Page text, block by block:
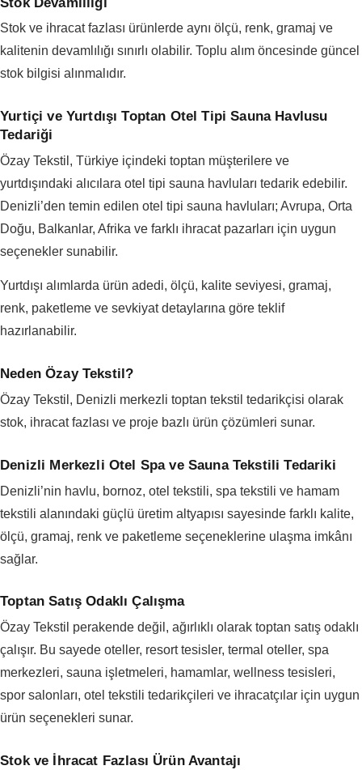
Stok ve ihracat fazlası ürünlerde aynı ölçü, renk, gramaj ve
kalitenin devamlılığı sınırlı olabilir. Toplu alım öncesinde güncel
stok bilgisi alınmalıdır.
Yurtiçi ve Yurtdışı Toptan Otel Tipi Sauna Havlusu
Tedariği
Özay Tekstil, Türkiye içindeki toptan müşterilere ve
yurtdışındaki alıcılara otel tipi sauna havluları tedarik edebilir.
Denizli’den temin edilen otel tipi sauna havluları; Avrupa, Orta
Doğu, Balkanlar, Afrika ve farklı ihracat pazarları için uygun
seçenekler sunabilir.
Yurtdışı alımlarda ürün adedi, ölçü, kalite seviyesi, gramaj,
renk, paketleme ve sevkiyat detaylarına göre teklif
hazırlanabilir.
Neden Özay Tekstil?
Özay Tekstil, Denizli merkezli toptan tekstil tedarikçisi olarak
stok, ihracat fazlası ve proje bazlı ürün çözümleri sunar.
Denizli Merkezli Otel Spa ve Sauna Tekstili Tedariki
Denizli’nin havlu, bornoz, otel tekstili, spa tekstili ve hamam
tekstili alanındaki güçlü üretim altyapısı sayesinde farklı kalite,
ölçü, gramaj, renk ve paketleme seçeneklerine ulaşma imkânı
sağlar.
Toptan Satış Odaklı Çalışma
Özay Tekstil perakende değil, ağırlıklı olarak toptan satış odaklı
çalışır. Bu sayede oteller, resort tesisler, termal oteller, spa
merkezleri, sauna işletmeleri, hamamlar, wellness tesisleri,
spor salonları, otel tekstili tedarikçileri ve ihracatçılar için uygun
ürün seçenekleri sunar.
Stok ve İhracat Fazlası Ürün Avantajı